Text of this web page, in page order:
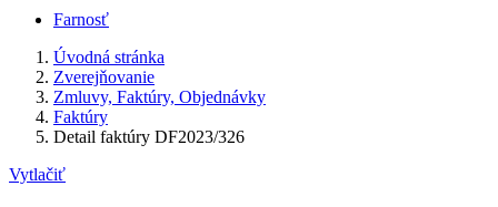
Farnosť
Úvodná stránka
Zverejňovanie
Zmluvy, Faktúry, Objednávky
Faktúry
Detail faktúry DF2023/326
Vytlačiť